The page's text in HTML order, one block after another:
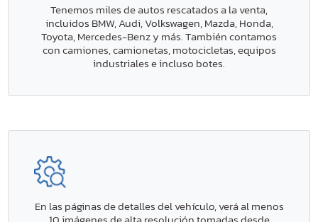
Tenemos miles de autos rescatados a la venta,
incluidos BMW, Audi, Volkswagen, Mazda, Honda,
Toyota, Mercedes-Benz y más. También contamos
con camiones, camionetas, motocicletas, equipos
industriales e incluso botes.
En las páginas de detalles del vehículo, verá al menos